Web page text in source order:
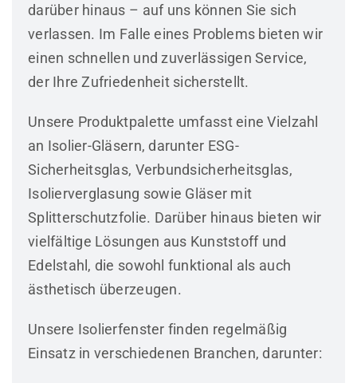
darüber hinaus – auf uns können Sie sich
verlassen. Im Falle eines Problems bieten wir
einen schnellen und zuverlässigen Service,
der Ihre Zufriedenheit sicherstellt.
Unsere Produktpalette umfasst eine Vielzahl
an Isolier-Gläsern, darunter ESG-
Sicherheitsglas, Verbundsicherheitsglas,
Isolierverglasung sowie Gläser mit
Splitterschutzfolie. Darüber hinaus bieten wir
vielfältige Lösungen aus Kunststoff und
Edelstahl, die sowohl funktional als auch
ästhetisch überzeugen.
Unsere Isolierfenster finden regelmäßig
Einsatz in verschiedenen Branchen, darunter: